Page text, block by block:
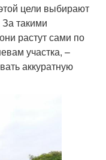
цели выбирают
такими
растут сами по
участка, –
аккуратную